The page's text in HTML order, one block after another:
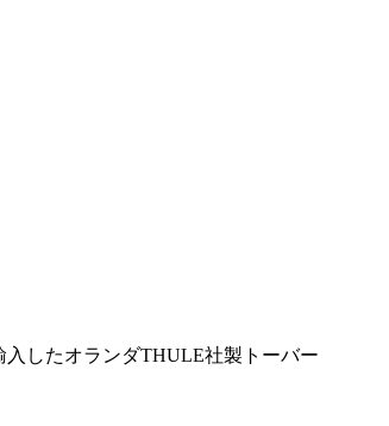
したオランダTHULE社製トーバー